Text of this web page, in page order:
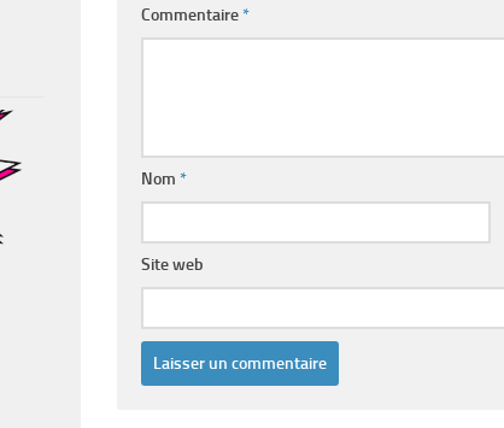
Commentaire*
Nom *
Site web